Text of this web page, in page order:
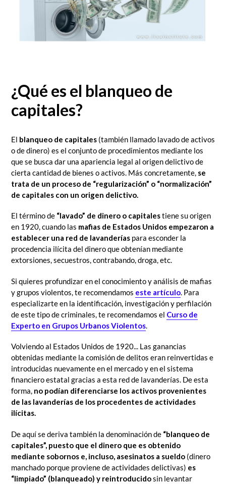
¿Qué es el blanqueo de
capitales?
El blanqueo de capitales (también llamado lavado de activos
o de dinero) es el conjunto de procedimientos mediante los
que se busca dar una apariencia legal al origen delictivo de
cierta cantidad de bienes o activos. Más concretamente, se
trata de un proceso de “regularización” o “normalización”
de capitales con un origen delictivo.
El término de “lavado” de dinero o capitalestiene su origen
en 1920, cuando las mafias de Estados Unidos empezaron a
establecer una red de lavanderías para esconder la
procedencia ilícita del dinero que obtenían mediante
extorsiones, secuestros, contrabando, droga, etc.
Si quieres profundizar en el conocimiento y análisis de mafias
y grupos violentos, te recomendamos este artículo. Para
especializarte en la identificación, investigación y perfilación
de este tipo de criminales, te recomendamos el Curso de
Experto en Grupos Urbanos Violentos.
Volviendo al Estados Unidos de 1920... Las ganancias
obtenidas mediante la comisión de delitos eran reinvertidas e
introducidas nuevamente en el mercado y en el sistema
financiero estatal gracias a esta red de lavanderías. De esta
forma, no podían diferenciarse los activos provenientes
de las lavanderías de los procedentes de actividades
ilícitas.
De aquí se deriva también la denominación de “blanqueo de
capitales”, puesto que el dinero que es obtenido
mediante sobornos e, incluso, asesinatos a sueldo (dinero
manchado porque proviene de actividades delictivas) es
“limpiado” (blanqueado) y reintroducidosin levantar